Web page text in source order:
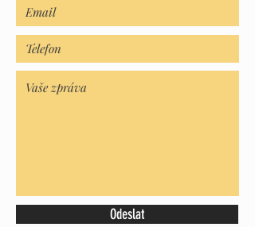
Odeslat